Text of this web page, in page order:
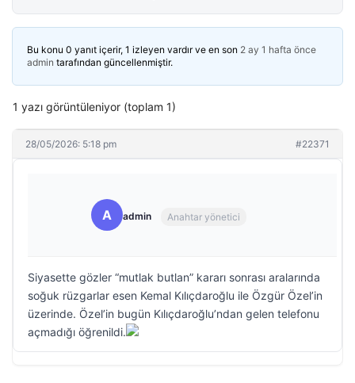
Bu konu 0 yanıt içerir, 1 izleyen vardır ve en son 2 ay 1 hafta önce
admin tarafından güncellenmiştir.
1 yazı görüntüleniyor (toplam 1)
28/05/2026: 5:18 pm #22371
A admin Anahtar yönetici
Siyasette gözler “mutlak butlan” kararı sonrası aralarında
soğuk rüzgarlar esen Kemal Kılıçdaroğlu ile Özgür Özel’in
üzerinde. Özel’in bugün Kılıçdaroğlu’ndan gelen telefonu
açmadığı öğrenildi.